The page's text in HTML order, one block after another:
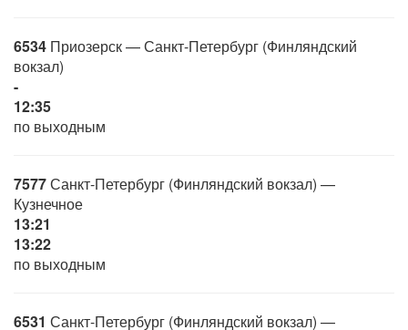
6534 Приозерск — Санкт-Петербург (Финляндский
вокзал)
-
12:35
по выходным
7577Санкт-Петербург (Финляндский вокзал) —
Кузнечное
13:21
13:22
по выходным
6531 Санкт-Петербург (Финляндский вокзал) —